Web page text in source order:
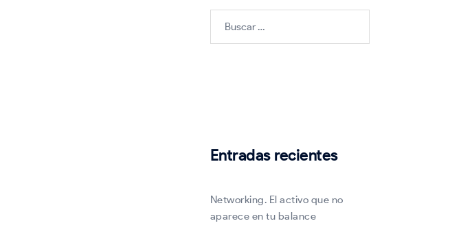
Entradas recientes
Networking. El activo que no
aparece en tu balance